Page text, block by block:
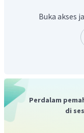
Dengan demikian,
Buka akses
Perdalam
di